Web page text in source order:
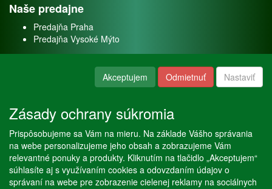
Naše predajne
Predajňa Praha
Predajňa Vysoké Mýto
Naše služby
Servis
Predaj akváriových rýb
Predaj akváriových rastlín
Akceptujem Odmietnuť Nastaviť
Zásady ochrany súkromia
Prispôsobujeme sa Vám na mieru. Na základe Vášho správania
na webe personalizujeme jeho obsah a zobrazujeme Vám
relevantné ponuky a produkty. Kliknutím na tlačidlo „Akceptujem“
súhlasíte aj s využívaním cookies a odovzdaním údajov o
správaní na webe pre zobrazenie cielenej reklamy na sociálnych